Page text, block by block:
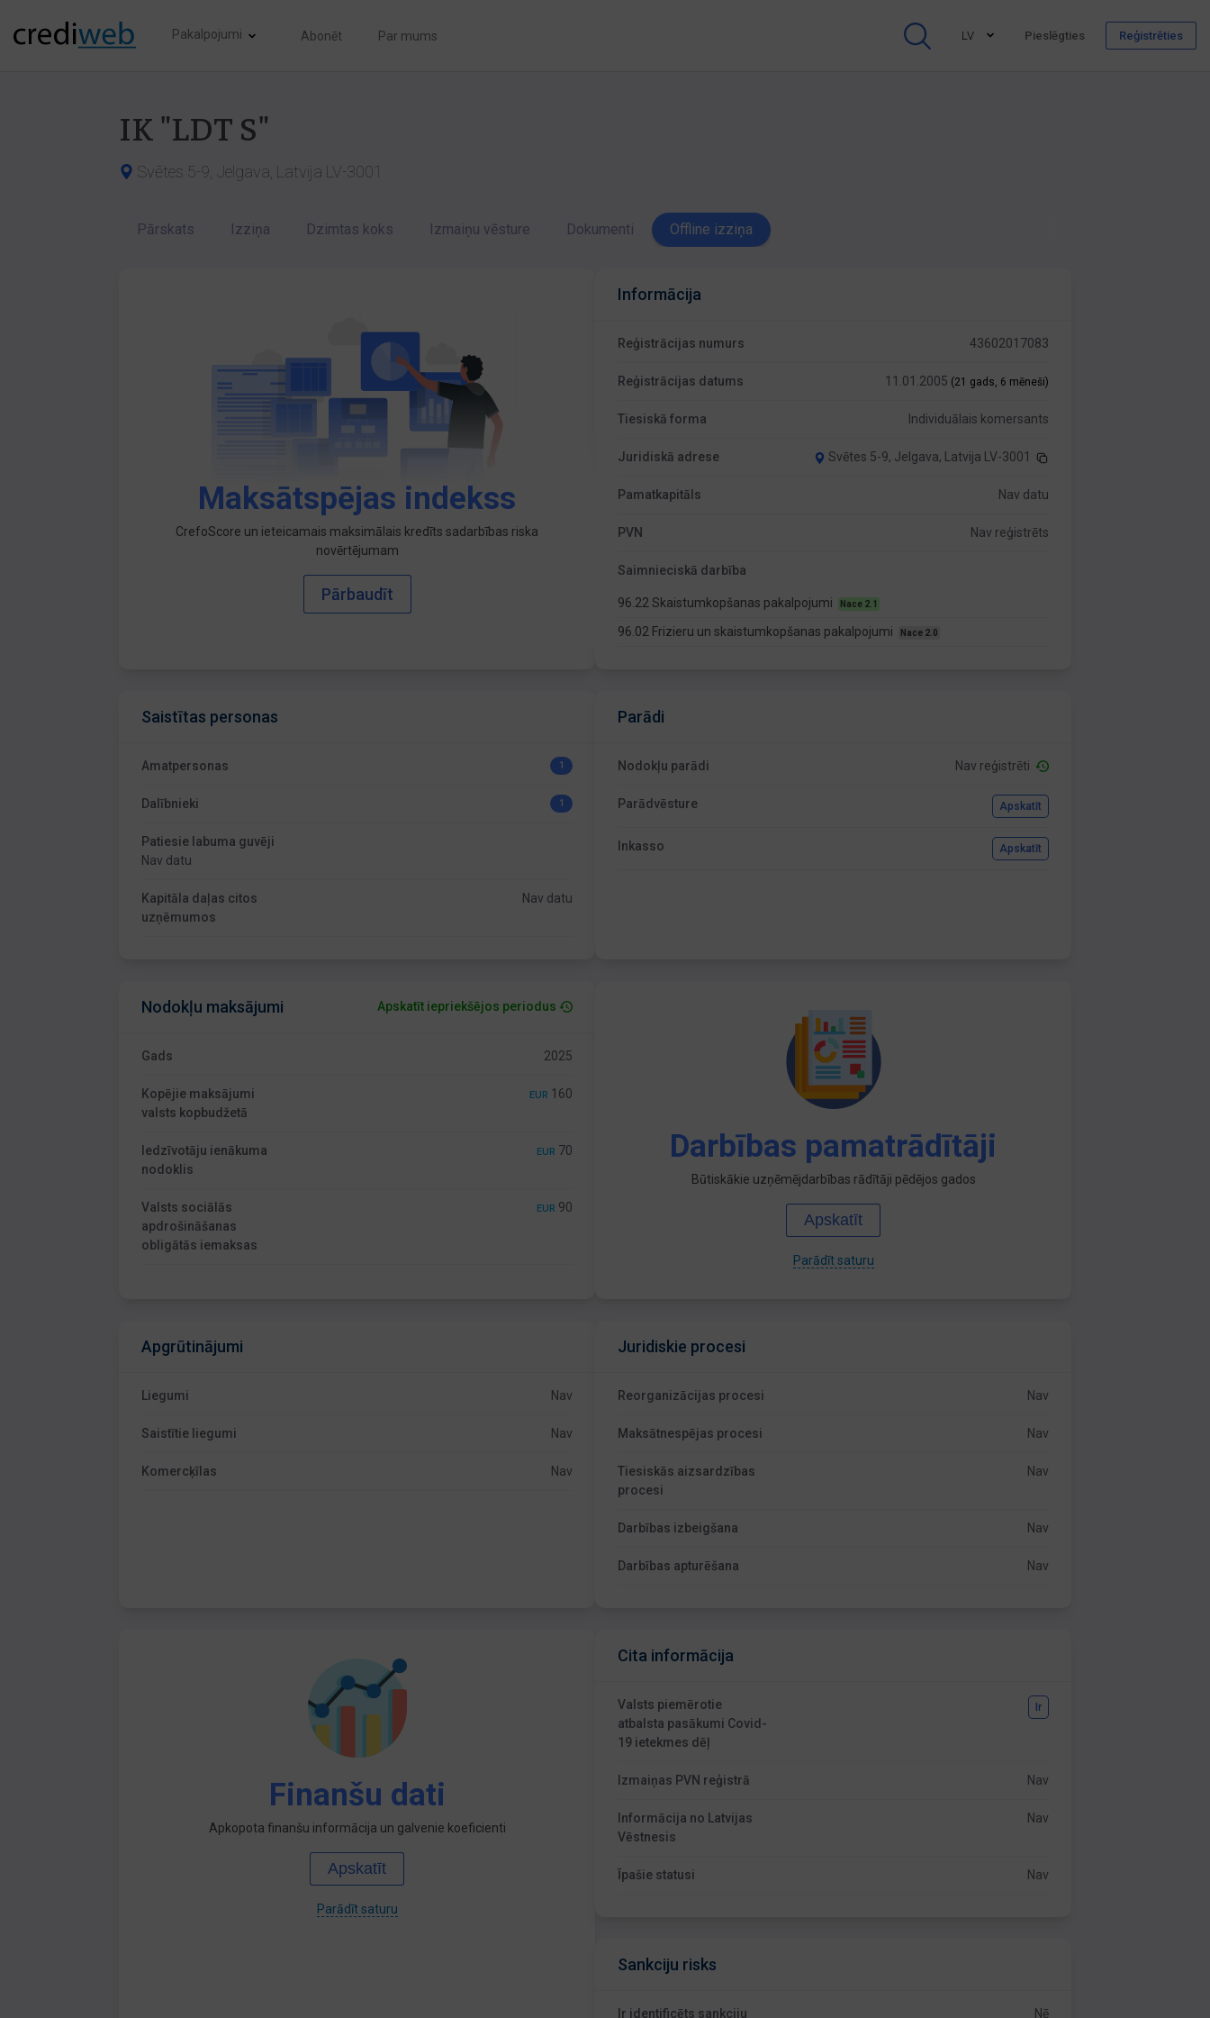
Pakalpojumi Abonēt Par mums LV Pieslēgties Reģistrēties
IK "LDT S"
Svētes 5-9, Jelgava, Latvija LV-3001
Pārskats Izziņa Dzimtas koks Izmaiņu vēsture Dokumenti Offline izziņa
Maksātspējas indekss
CrefoScore un ieteicamais maksimālais kredīts sadarbības riska
novērtējumam
Pārbaudīt
Informācija
Reģistrācijas numurs 43602017083
Reģistrācijas datums 11.01.2005 (21 gads, 6 mēneši)
Tiesiskā forma Individuālais komersants
Juridiskā adrese Svētes 5-9, Jelgava, Latvija LV-3001
Pamatkapitāls Nav datu
PVN Nav reģistrēts
Saimnieciskā darbība
96.22 Skaistumkopšanas pakalpojumi Nace 2.1
96.02 Frizieru un skaistumkopšanas pakalpojumi Nace 2.0
Saistītas personas
Amatpersonas 1
Dalībnieki 1
Patiesie labuma guvēji
Nav datu
Kapitāla daļas citos
uzņēmumos
Nav datu
Parādi
Nodokļu parādi Nav reģistrēti
Parādvēsture Apskatīt
Inkasso Apskatīt
Nodokļu maksājumi Apskatīt iepriekšējos periodus
Gads 2025
Kopējie maksājumi
valsts kopbudžetā
EUR 160
Iedzīvotāju ienākuma
nodoklis
EUR 70
Valsts sociālās
apdrošināšanas
obligātās iemaksas
EUR 90
Darbības pamatrādītāji
Būtiskākie uzņēmējdarbības rādītāji pēdējos gados
Apskatīt
Parādīt saturu
Apgrūtinājumi
Liegumi Nav
Saistītie liegumi Nav
Komercķīlas Nav
Juridiskie procesi
Reorganizācijas procesi Nav
Maksātnespējas procesi Nav
Tiesiskās aizsardzības
procesi
Nav
Darbības izbeigšana Nav
Darbības apturēšana Nav
Finanšu dati
Apkopota finanšu informācija un galvenie koeficienti
Apskatīt
Parādīt saturu
Cita informācija
Valsts piemērotie
atbalsta pasākumi Covid-
19 ietekmes dēļ
Ir
Izmaiņas PVN reģistrā Nav
Informācija no Latvijas
Vēstnesis
Nav
Īpašie statusi Nav
Sankciju risks
Ir identificēts sankciju
Nē